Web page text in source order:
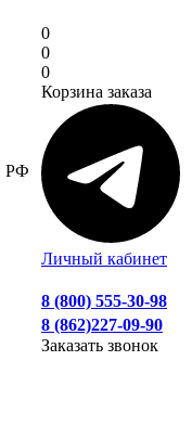
РФ
0
0
0
Корзина заказа
Личный кабинет
8 (800) 555-30-98
8 (862)227-09-90
Заказать звонок